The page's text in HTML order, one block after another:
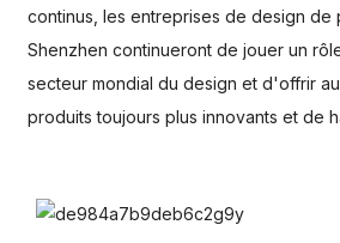
continus, les entreprises de design de
Shenzhen continueront de jouer un
secteur mondial du design et d'offrir
produits toujours plus innovants et de